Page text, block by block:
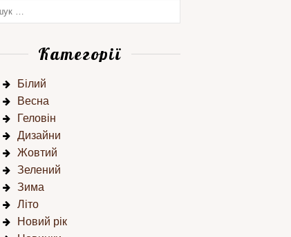
Категорії
Білий
Весна
Геловін
Дизайни
Жовтий
Зелений
Зима
Літо
Новий рік